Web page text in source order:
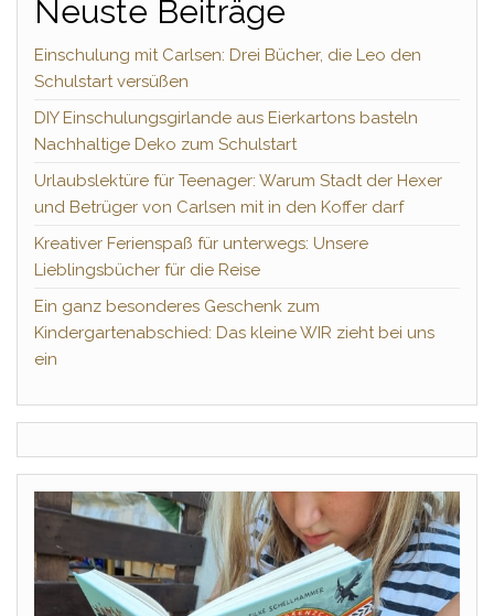
Neuste Beiträge
Einschulung mit Carlsen: Drei Bücher, die Leo den
Schulstart versüßen
DIY Einschulungsgirlande aus Eierkartons basteln
Nachhaltige Deko zum Schulstart
Urlaubslektüre für Teenager: Warum Stadt der Hexer
und Betrüger von Carlsen mit in den Koffer darf
Kreativer Ferienspaß für unterwegs: Unsere
Lieblingsbücher für die Reise
Ein ganz besonderes Geschenk zum
Kindergartenabschied: Das kleine WIR zieht bei uns
ein